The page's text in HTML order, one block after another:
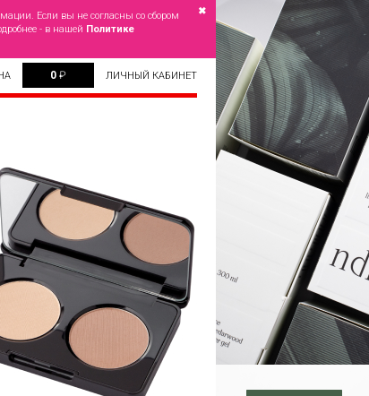
Если вы не согласны со сбором
- в нашей Политике
✖
0 ₽ ЛИЧНЫЙ КАБИНЕТ